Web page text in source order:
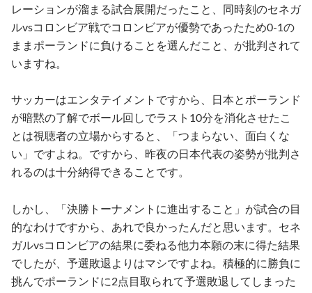
レーションが溜まる試合展開だったこと、同時刻のセネガ
ルvsコロンビア戦でコロンビアが優勢であったため0-1の
ままポーランドに負けることを選んだこと、が批判されて
いますね。
サッカーはエンタテイメントですから、日本とポーランド
が暗黙の了解でボール回しでラスト10分を消化させたこ
とは視聴者の立場からすると、「つまらない、面白くな
い」ですよね。ですから、昨夜の日本代表の姿勢が批判さ
れるのは十分納得できることです。
しかし、「決勝トーナメントに進出すること」が試合の目
的なわけですから、あれで良かったんだと思います。セネ
ガルvsコロンビアの結果に委ねる他力本願の末に得た結果
でしたが、予選敗退よりはマシですよね。積極的に勝負に
挑んでポーランドに2点目取られて予選敗退してしまった